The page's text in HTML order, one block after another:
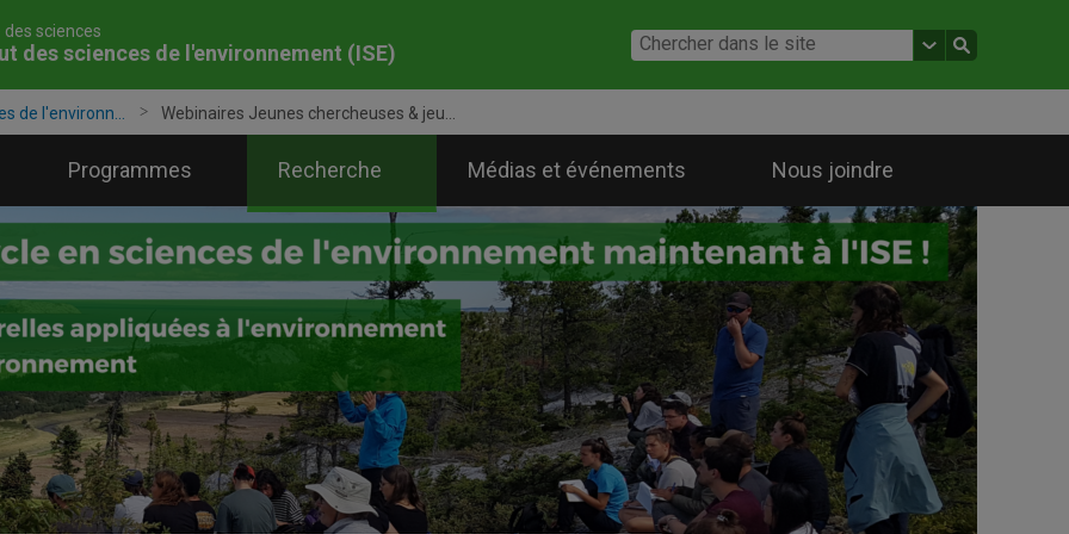
des sciences
des sciences de l'environnement (ISE)
de l'environn... Webinaires Jeunes chercheuses & jeu...
Programmes Recherche Médias et événements Nous joindre